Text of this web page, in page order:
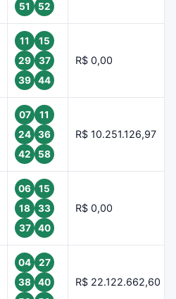
51
52
11
15
29
37
39
44
R$ 0,00
07
11
24
36
42
58
R$ 10.251.126,97
06
15
18
33
37
40
R$ 0,00
04
27
38
40
R$ 22.122.662,60